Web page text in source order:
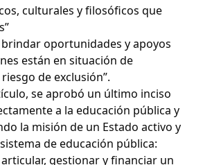
culturales y filosóficos que
brindar oportunidades y apoyos
están en situación de
de exclusión”.
se aprobó un último inciso
a la educación pública y
la misión de un Estado activo y
de educación pública:
articular, gestionar y financiar un